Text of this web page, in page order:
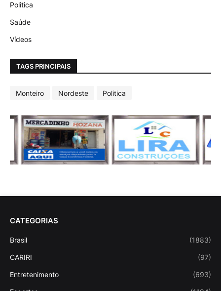
Politica
Saúde
Vídeos
TAGS PRINCIPAIS
Monteiro Nordeste Politica
CATEGORIAS
Brasil (1883)
CARIRI (97)
Entretenimento (693)